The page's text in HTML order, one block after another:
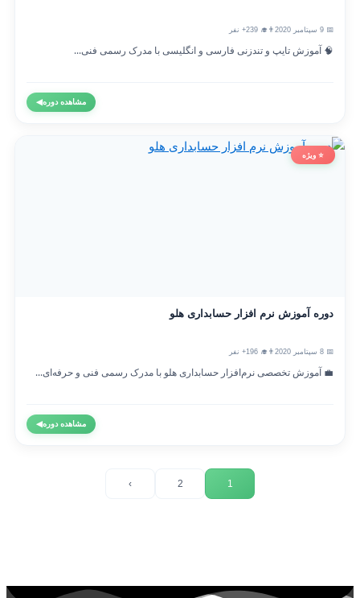
👨‍🎓 239+ نفر
🧠 آموزش تایپ و تندزنی فارسی و انگلیسی با مدرک رسمی فنی...
مشاهده دوره◀
⭐ ویژه
دوره آموزش نرم افزار حسابداری هلو
👨‍🎓 196+ نفر
💼 آموزش تخصصی نرم‌افزار حسابداری هلو با مدرک رسمی فنی و حرفه‌ای...
مشاهده دوره◀